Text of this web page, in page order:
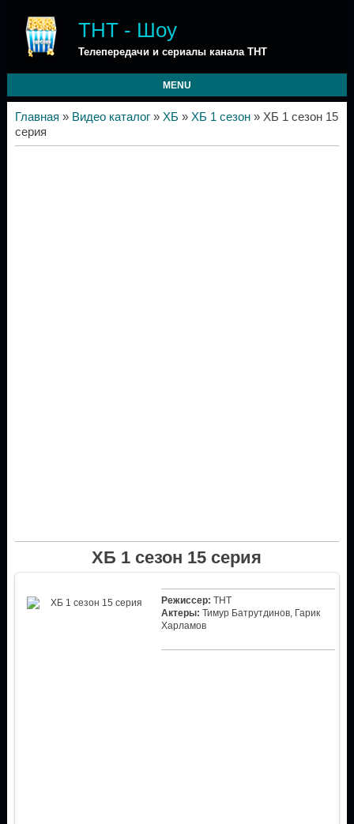
ТНТ - Шоу
Телепередачи и сериалы канала ТНТ
MENU
Главная » Видео каталог» ХБ » ХБ 1 сезон» ХБ 1 сезон 15
серия
ХБ 1 сезон 15 серия
Режиссер: ТНТ
Актеры: Тимур Батрутдинов, Гарик
Харламов